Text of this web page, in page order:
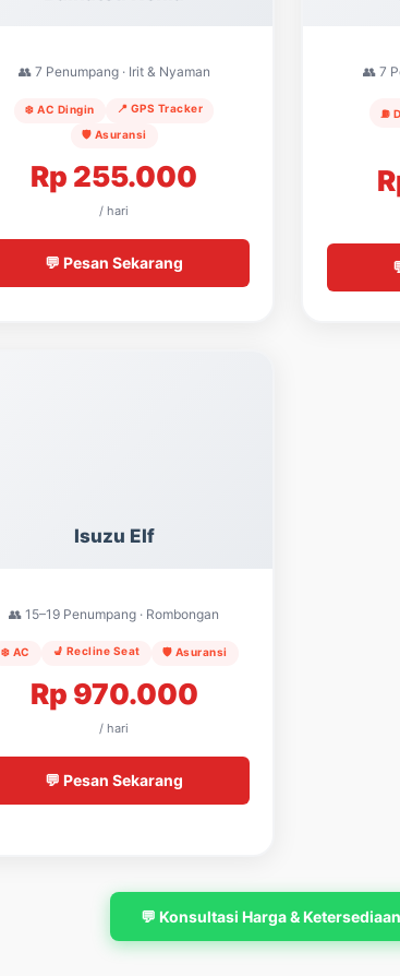
👥 7 Penumpang · Irit & Nyaman
❄️ AC Dingin
📍 GPS Tracker
🛡️ Asuransi
Rp 255.000
/ hari
💬 Pesan Sekarang
👥 7
⛽
Isuzu Elf
👥 15–19 Penumpang · Rombongan
❄️ AC 💺 Recline Seat 🛡️ Asuransi
Rp 970.000
/ hari
💬 Pesan Sekarang
💬 Konsultasi Harga &